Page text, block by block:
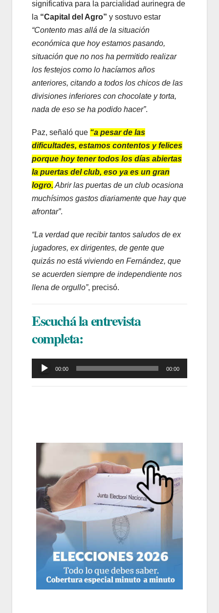
significativa para la parcialidad aurinegra de
la “Capital del Agro” y sostuvo estar
“Contento mas allá de la situación
económica que hoy estamos pasando,
situación que no nos ha permitido realizar
los festejos como lo hacíamos años
anteriores, citando a todos los chicos de las
divisiones inferiores con chocolate y torta,
nada de eso se ha podido hacer”.
Paz, señaló que “a pesar de las
dificultades, estamos contentos y felices
porque hoy tener todos los días abiertas
la puertas del club, eso ya es un gran
logro. Abrir las puertas de un club ocasiona
muchísimos gastos diariamente que hay que
afrontar”.
“La verdad que recibir tantos saludos de ex
jugadores, ex dirigentes, de gente que
quizás no está viviendo en Fernández, que
se acuerden siempre de independiente nos
llena de orgullo”, precisó.
Escuchá la entrevista
completa:
Reproductor
de
00:00 00:00